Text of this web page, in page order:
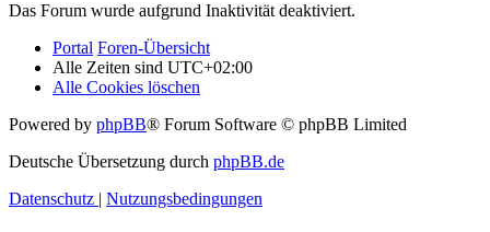
Das Forum wurde aufgrund Inaktivität deaktiviert.
Portal Foren-Übersicht
Alle Zeiten sind UTC+02:00
Alle Cookies löschen
Powered by phpBB® Forum Software © phpBB Limited
Deutsche Übersetzung durch phpBB.de
Datenschutz | Nutzungsbedingungen